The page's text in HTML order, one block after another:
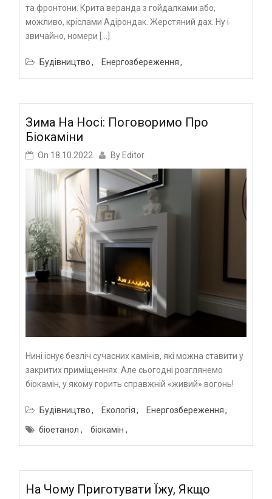
та фронтони. Крита веранда з гойдалками або,
можливо, кріслами Адірондак. Жерстяний дах. Ну і
звичайно, номери […]
Будівництво Енергозбереження
Зима На Носі: Поговоримо Про
Біокаміни
On 18.10.2022 By Editor
Нині існує безліч сучасних камінів, які можна ставити у
закритих приміщеннях. Але сьогодні розглянемо
біокамін, у якому горить справжній «живий» вогонь!
Будівництво Екологія
Енергозбереження
біоетанол
біокамін
На Чому Приготувати Їжу, Якщо